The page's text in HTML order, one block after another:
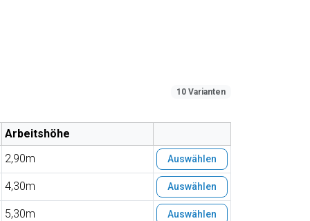
10 Varianten
Arbeitshöhe
2,90m
Auswählen
4,30m Auswählen
5,30m Auswählen